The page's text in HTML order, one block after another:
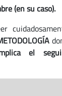
(en su caso).
el